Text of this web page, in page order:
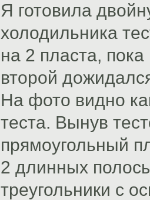
Я готовила
холодильника
на 2 пласта,
второй
На фото видно
теста. Вынув
прямоугольный
2 длинных
треугольники с